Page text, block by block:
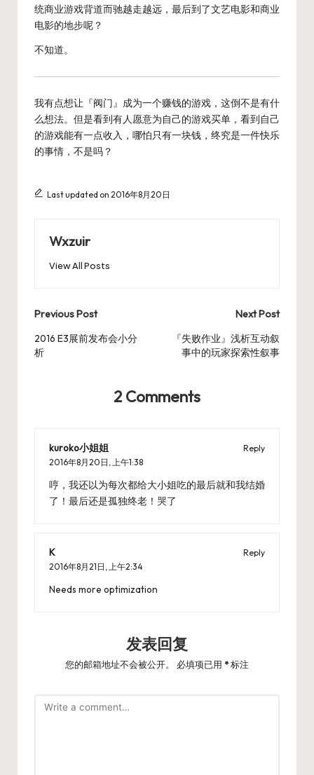
统商业游戏背道而驰越走越远，最后到了文艺电影和商业
电影的地步呢？
不知道。
我有点想让『阀门』成为一个赚钱的游戏，这倒不是有什
么想法。但是看到有人愿意为自己的游戏买单，看到自己
的游戏能有一点收入，哪怕只有一块钱，终究是一件快乐
的事情，不是吗？
Last updated on 2016年8月20日
Wxzuir
View All Posts
Post
navigation
Previous Post
2016 E3展前发布会小分
析
Next Post
『失败作业』浅析互动叙
事中的玩家探索性叙事
2 Comments
kuroko小姐姐
Reply
2016年8月20日,上午1:38
哼，我还以为每次都给大小姐吃的最后就和我结婚
了！最后还是孤独终老！哭了
K
Reply
2016年8月21日,上午2:34
Needs more optimization
发表回复
您的邮箱地址不会被公开。 必填项已用 *标注